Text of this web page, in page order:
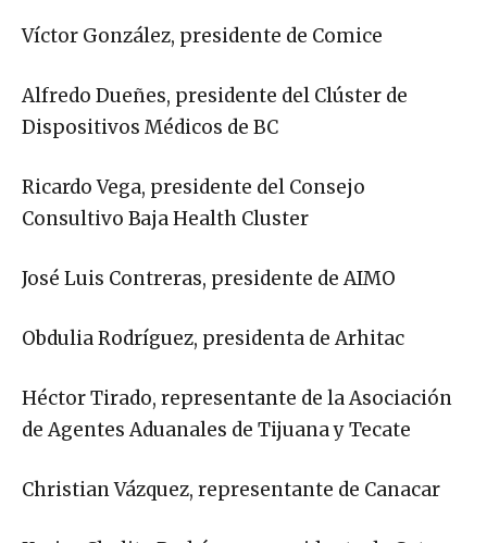
Víctor González, presidente de Comice
Alfredo Dueñes, presidente del Clúster de
Dispositivos Médicos de BC
Ricardo Vega, presidente del Consejo
Consultivo Baja Health Cluster
José Luis Contreras, presidente de AIMO
Obdulia Rodríguez, presidenta de Arhitac
Héctor Tirado, representante de la Asociación
de Agentes Aduanales de Tijuana y Tecate
Christian Vázquez, representante de Canacar